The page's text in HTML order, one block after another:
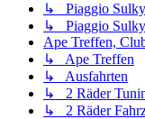
↳ Piaggio
↳ Piaggio
Ape Treffen,
↳ Ape Treffen
↳ Ausfahrten
↳ 2 Räder
↳ 2 Räder